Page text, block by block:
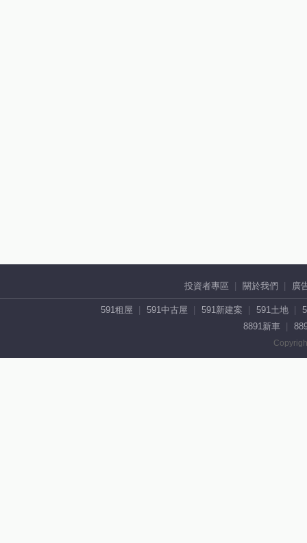
投資者專區 關於我們 廣
591租屋 591中古屋 591新建案 591土地
8891新車